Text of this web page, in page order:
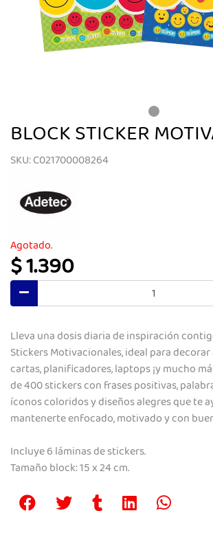
BLOCK STICKER
SKU: C021700008264
Agotado.
$ 1.390
Lleva una dosis diaria de inspiración
Stickers Motivacionales, ideal para
cartas, planificadores, laptops ¡y mucho
de 400 stickers con frases positivas,
íconos coloridos y diseños alegres que te
mantenerte enfocado, motivado y con
Incluye 6 láminas de stickers.
Tamaño block: 15 x 24 cm.